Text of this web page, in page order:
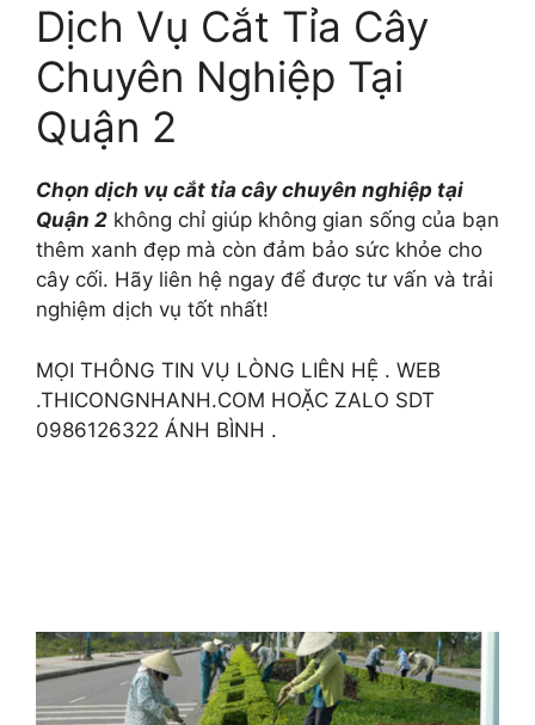
Dịch Vụ Cắt Tỉa Cây
Chuyên Nghiệp Tại
Quận 2
Chọn dịch vụ cắt tỉa cây chuyên nghiệp tại
Quận 2 không chỉ giúp không gian sống của bạn
thêm xanh đẹp mà còn đảm bảo sức khỏe cho
cây cối. Hãy liên hệ ngay để được tư vấn và trải
nghiệm dịch vụ tốt nhất!
MỌI THÔNG TIN VỤ LÒNG LIÊN HỆ . WEB
.THICONGNHANH.COM HOẶC ZALO SDT
0986126322 ÁNH BÌNH .